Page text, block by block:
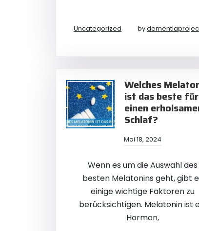
Uncategorized by
Welches
ist das beste für
einen
Schlaf?
Mai 18, 2024
Wenn es um die Auswahl des
besten Melatonins geht, gibt
einige wichtige Faktoren zu
berücksichtigen. Melatonin ist
Hormon,